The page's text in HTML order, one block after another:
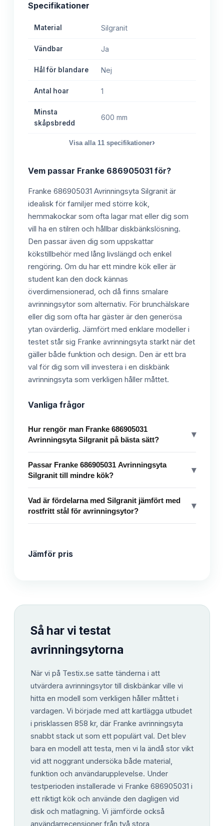
Specifikationer
Material Silgranit
Vändbar Ja
Hål för blandare Nej
Antal hoar 1
Minsta
skåpsbredd
600 mm
Visa alla 11 specifikationer›
Vem passar Franke 686905031 för?
Franke 686905031 Avrinningsyta Silgranit är
idealisk för familjer med större kök,
hemmakockar som ofta lagar mat eller dig som
vill ha en stilren och hållbar diskbänkslösning.
Den passar även dig som uppskattar
kökstillbehör med lång livslängd och enkel
rengöring. Om du har ett mindre kök eller är
student kan den dock kännas
överdimensionerad, och då finns smalare
avrinningsytor som alternativ. För brunchälskare
eller dig som ofta har gäster är den generösa
ytan ovärderlig. Jämfört med enklare modeller i
testet står sig Franke avrinningsyta starkt när det
gäller både funktion och design. Den är ett bra
val för dig som vill investera i en diskbänk
avrinningsyta som verkligen håller måttet.
Vanliga frågor
Hur rengör man Franke 686905031
Avrinningsyta Silgranit på bästa sätt?
▾
Passar Franke 686905031 Avrinningsyta
Silgranit till mindre kök?
▾
Vad är fördelarna med Silgranit jämfört med
rostfritt stål för avrinningsytor?
▾
Jämför pris
Så har vi testat
avrinningsytorna
När vi på Testix.se satte tänderna i att
utvärdera avrinningsytor till diskbänkar ville vi
hitta en modell som verkligen håller måttet i
vardagen. Vi började med att kartlägga utbudet
i prisklassen 858 kr, där Franke avrinningsyta
snabbt stack ut som ett populärt val. Det blev
bara en modell att testa, men vi la ändå stor vikt
vid att noggrant undersöka både material,
funktion och användarupplevelse. Under
testperioden installerade vi Franke 686905031 i
ett riktigt kök och använde den dagligen vid
disk och matlagning. Vi jämförde också
användarrecensioner från två stora